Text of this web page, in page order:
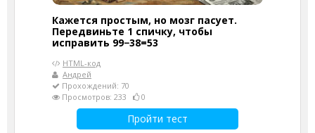
Кажется простым, но мозг пасует.
Передвиньте 1 спичку, чтобы
исправить 99−38=53
HTML-код
Андрей
Прохождений: 70
Просмотров: 233
0
Пройти тест